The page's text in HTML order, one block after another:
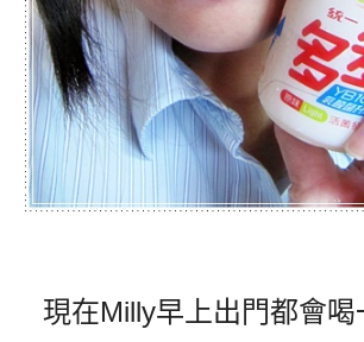
現在Milly早上出門都會